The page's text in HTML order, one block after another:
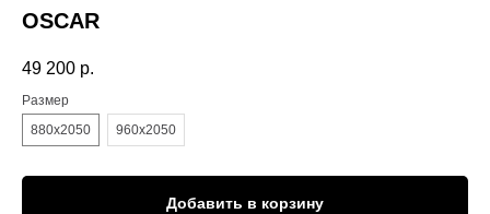
OSCAR
49 200 р.
Размер
880х2050
960х2050
Добавить в корзину